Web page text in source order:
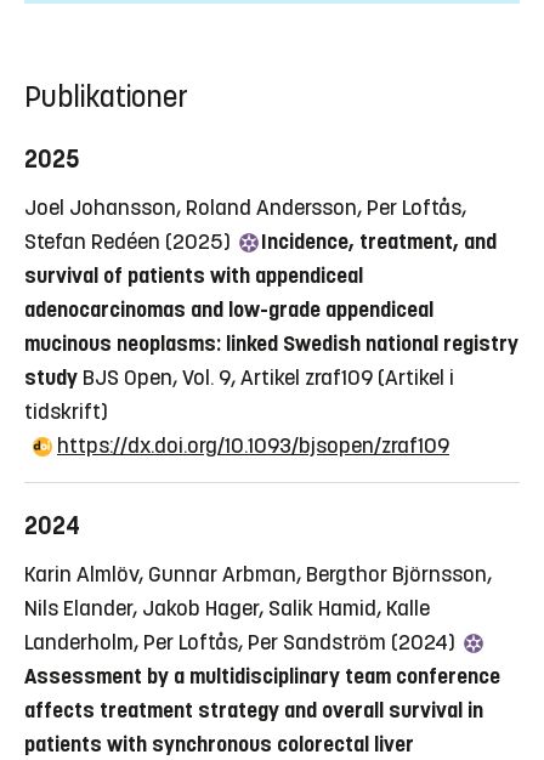
Publikationer
2025
Joel Johansson, Roland Andersson, Per Loftås,
Stefan Redéen (2025)
Incidence, treatment, and
survival of patients with appendiceal
adenocarcinomas and low-grade appendiceal
mucinous neoplasms: linked Swedish national registry
study BJS Open, Vol. 9, Artikel zraf109 (Artikel i
tidskrift)
https://dx.doi.org/10.1093/bjsopen/zraf109
2024
Karin Almlöv, Gunnar Arbman, Bergthor Björnsson,
Nils Elander, Jakob Hager, Salik Hamid, Kalle
Landerholm, Per Loftås, Per Sandström (2024)
Assessment by a multidisciplinary team conference
affects treatment strategy and overall survival in
patients with synchronous colorectal liver